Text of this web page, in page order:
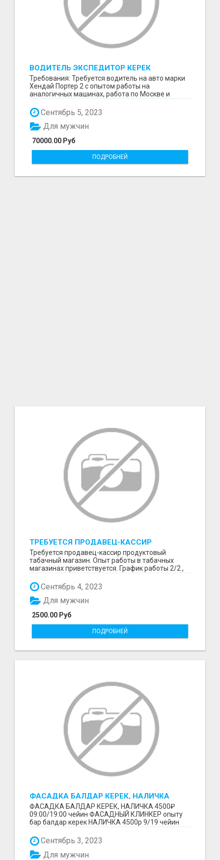
ВОДИТЕЛЬ ЭКСПЕДИТОР КЕРЕК
Требования: Требуется водитель на авто марки
Хендай Портер 2 с опытом работы на
аналогичных машинах, работа по Москве и
Сентябрь 5, 2023
70000.00 Руб
Для мужчин
ПОДРОБНЕЙ
ТРЕБУЕТСЯ ПРОДАВЕЦ-КАССИР
ПРОДУКТОВЫЙ ТАБАЧНЫЙ МАГАЗИН.
Требуется продавец-кассир продуктовый
табачный магазин. Опыт работы в табачных
магазинах приветствуется. График работы 2/2 ,
Сентябрь 4, 2023
2500.00 Руб
Для мужчин
ПОДРОБНЕЙ
ФАСАДКА БАЛДАР КЕРЕК, НАЛИЧКА
4500₽
ФАСАДКА БАЛДАР КЕРЕК, НАЛИЧКА 4500₽
09:00/19:00 чейин ФАСАДНЫЙ КЛИНКЕР опыту
бар балдар керек НАЛИЧКА 4500р 9/19 чейин
Сентябрь 3, 2023
Для мужчин